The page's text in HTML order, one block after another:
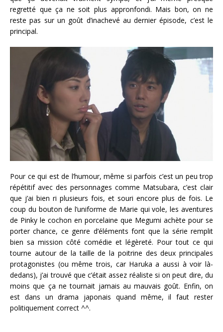
regretté que ça ne soit plus appronfondi. Mais bon, on ne
reste pas sur un goût d’inachevé au dernier épisode, c’est le
principal.
Pour ce qui est de l’humour, même si parfois c’est un peu trop
répétitif avec des personnages comme Matsubara, c’est clair
que j’ai bien ri plusieurs fois, et souri encore plus de fois. Le
coup du bouton de l’uniforme de Marie qui vole, les aventures
de Pinky le cochon en porcelaine que Megumi achète pour se
porter chance, ce genre d’éléments font que la série remplit
bien sa mission côté comédie et légèreté. Pour tout ce qui
tourne autour de la taille de la poitrine des deux principales
protagonistes (ou même trois, car Haruka a aussi à voir là-
dedans), j’ai trouvé que c’était assez réaliste si on peut dire, du
moins que ça ne tournait jamais au mauvais goût. Enfin, on
est dans un drama japonais quand même, il faut rester
politiquement correct ^^.